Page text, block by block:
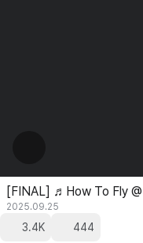
[FINAL] ♬How To Fly
2025.09.25
3.4K 444